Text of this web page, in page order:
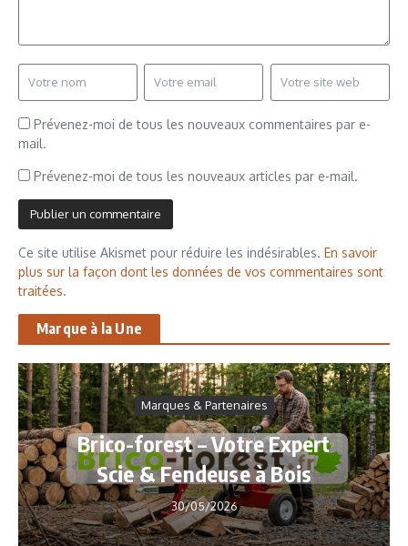
Prévenez-moi de tous les nouveaux commentaires par e-
mail.
Prévenez-moi de tous les nouveaux articles par e-mail.
Ce site utilise Akismet pour réduire les indésirables. En savoir
plus sur la façon dont les données de vos commentaires sont
traitées.
Marque à la Une
Marques & Partenaires
Brico-forest – Votre Expert
Scie & Fendeuse à Bois
30/05/2026